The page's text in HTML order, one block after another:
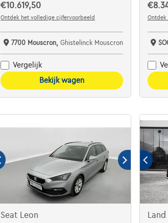
€10.619,50
Ontdek het volledige cijfervoorbeeld
7700 Mouscron,Ghistelinck Mouscron
Vergelijk
Bekijk wagen
Ontdek
Seat Leon